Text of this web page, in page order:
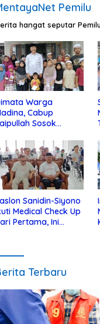
Pemilu
hangat seputar
Warga
Cabup
Sosok
Anak Yatim
Sanidin-Siyono
Medical Check Up
Pertama, Ini
Terbaru